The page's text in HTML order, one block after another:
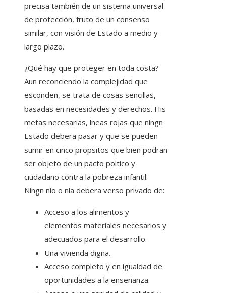
precisa también de un sistema universal
de protección, fruto de un consenso
similar, con visión de Estado a medio y
largo plazo.
¿Qué hay que proteger en toda costa?
Aun reconciendo la complejidad que
esconden, se trata de cosas sencillas,
basadas en necesidades y derechos. His
metas necesarias, lneas rojas que ningn
Estado debera pasar y que se pueden
sumir en cinco propsitos que bien podran
ser objeto de un pacto poltico y
ciudadano contra la pobreza infantil.
Ningn nio o nia debera verso privado de:
Acceso a los alimentos y
elementos materiales necesarios y
adecuados para el desarrollo.
Una vivienda digna.
Acceso completo y en igualdad de
oportunidades a la enseñanza.